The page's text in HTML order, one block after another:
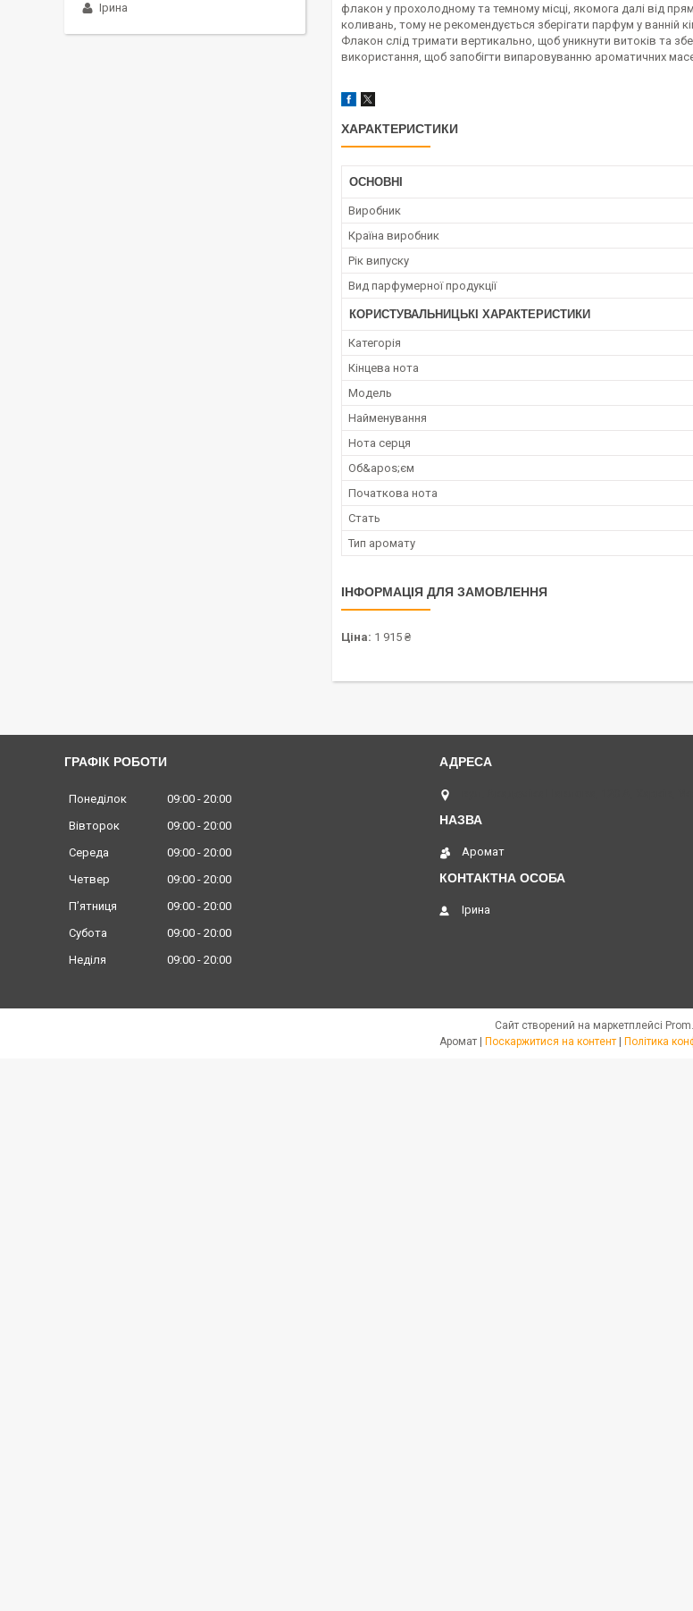
флакон у прохолодному та темному місці, якомога далі від
коливань, тому не рекомендується зберігати парфум у ванній
Флакон слід тримати вертикально, щоб уникнути витоків та
використання, щоб запобігти випаровуванню ароматичних
ХАРАКТЕРИСТИКИ
ОСНОВНІ
Виробник
Країна виробник
Рік випуску
Вид парфумерної продукції
КОРИСТУВАЛЬНИЦЬКІ ХАРАКТЕРИСТИКИ
Категорія
Кінцева нота
Мoдель
Найменування
Нота серця
Об&apos;єм
Початкова нота
Стать
Тип аромату
ІНФОРМАЦІЯ ДЛЯ ЗАМОВЛЕННЯ
Ціна: 1 915 ₴
Ірина
ГРАФІК РОБОТИ
Понеділок 09:00
20:00
Вівторок
09:00
20:00
Середа
09:00
20:00
Четвер
09:00
20:00
Пʼятниця
09:00
20:00
Субота
09:00
20:00
Неділя
09:00 20:00
Аромат
Ірина
Сайт створений на маркетплейсі
Поскаржитися на контент Політика